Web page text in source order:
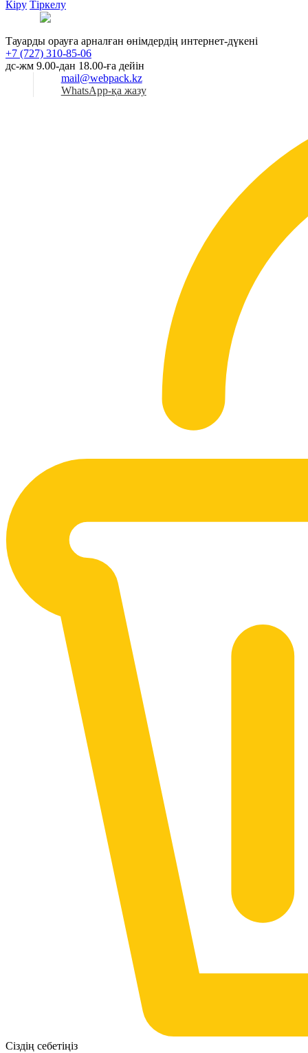
Кіру Тіркелу
Тауарды орауға арналған өнімдердің интернет-дүкені
+7 (727) 310-85-06
дс-жм 9.00-дан 18.00-ға дейін
mail@webpack.kz
WhatsApp-қа жазу
Сіздің себетіңіз